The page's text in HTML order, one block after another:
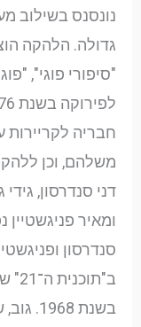
נונסנס בשילוב
גדולה. הלהקה
"סיפורי פוגי",
חבריה לקריירות
משלהם, וכן
דני סנדרסון,
ומאיר
סנדרסון
בשנת